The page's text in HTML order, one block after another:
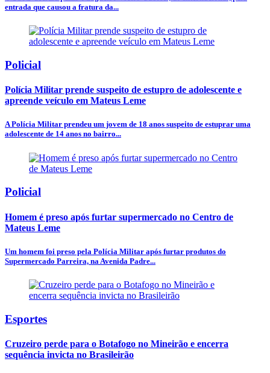
entrada que causou a fratura da...
Policial
Polícia Militar prende suspeito de estupro de adolescente e
apreende veículo em Mateus Leme
A Polícia Militar prendeu um jovem de 18 anos suspeito de estuprar uma
adolescente de 14 anos no bairro...
Policial
Homem é preso após furtar supermercado no Centro de
Mateus Leme
Um homem foi preso pela Polícia Militar após furtar produtos do
Supermercado Parreira, na Avenida Padre...
Esportes
Cruzeiro perde para o Botafogo no Mineirão e encerra
sequência invicta no Brasileirão